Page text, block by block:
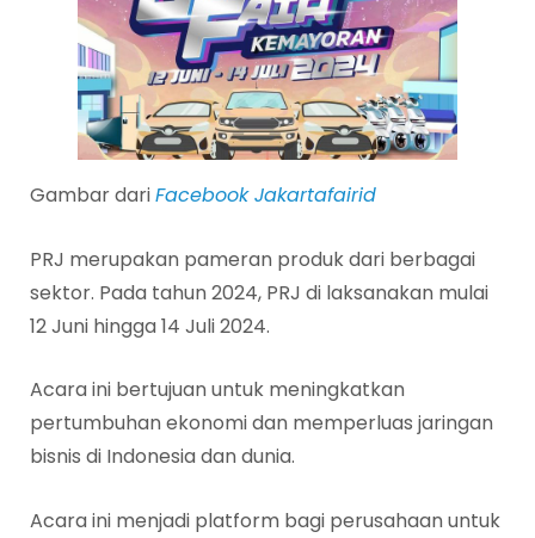
Gambar dariFacebook Jakartafairid
PRJ merupakan pameran produk dari berbagai
sektor. Pada tahun 2024, PRJ di laksanakan mulai
12 Juni hingga 14 Juli 2024.
Acara ini bertujuan untuk meningkatkan
pertumbuhan ekonomi dan memperluas jaringan
bisnis di Indonesia dan dunia.
Acara ini menjadi platform bagi perusahaan untuk